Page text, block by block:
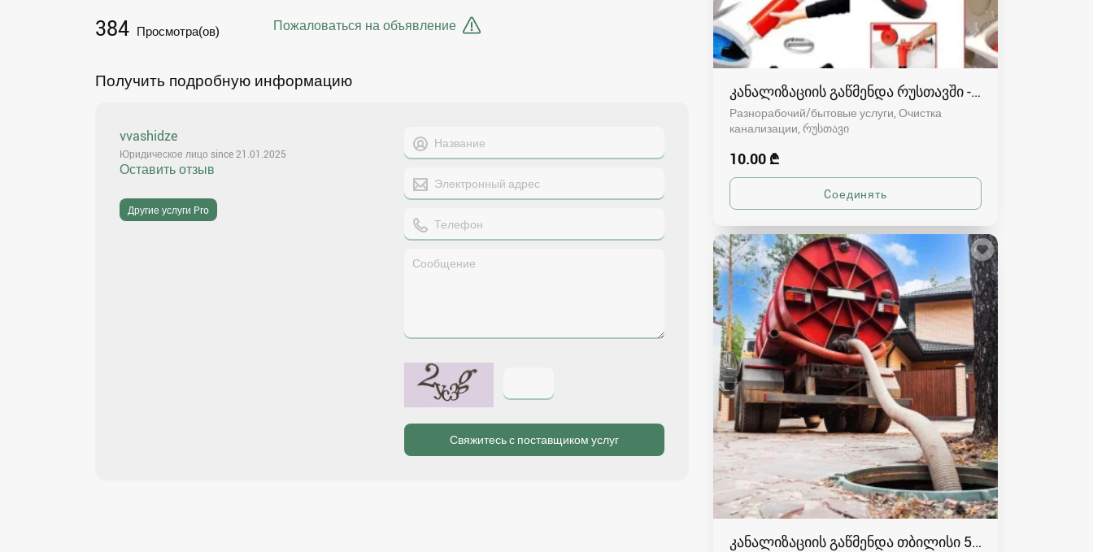
კანალიზაციის გაწმენდა რუსთავში - 591004680
Разнорабочий/бытовые услуги, Очистка
канализации რუსთავი
10.00 ₾
კანალიზაციის გაწმენდა თბილისი 557554000
Пожаловаться на объявление
384 Просмотра(ов)
Получить подробную информацию
vvashidze
Юридическое лицо since 21.01.2025
Оставить отзыв
Другие услуги Pro